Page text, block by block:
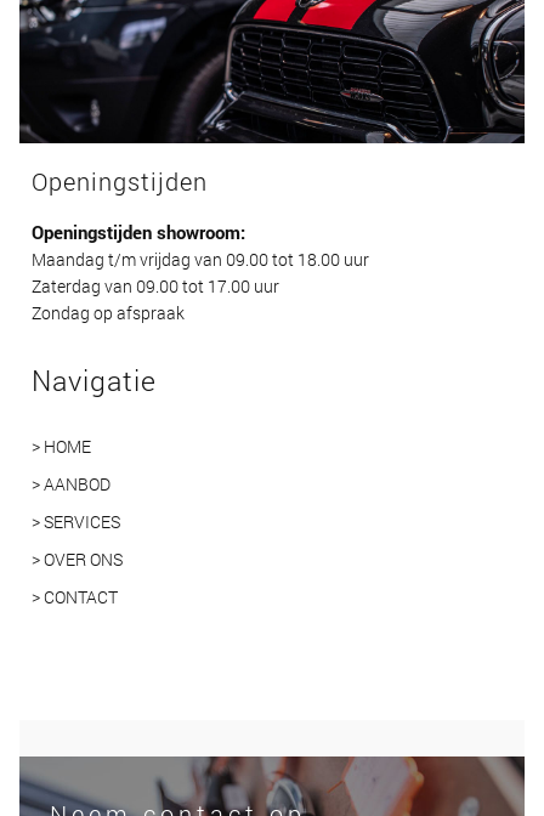
Openingstijden
Openingstijden showroom:
Maandag t/m vrijdag van 09.00 tot 18.00 uur
Zaterdag van 09.00 tot 17.00 uur
Zondag op afspraak
Navigatie
> HOME
> AANBOD
> SERVICES
> OVER ONS
> CONTACT